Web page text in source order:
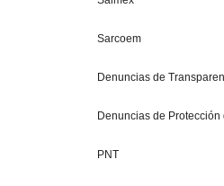
Sarcoem
Denuncias de
Denuncias de
PNT